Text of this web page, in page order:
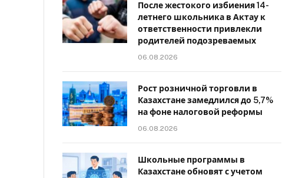
После жестокого избиения 14-
летнего школьника в Актау к
ответственности привлекли
родителей подозреваемых
06.08.2026
Рост розничной торговли в
Казахстане замедлился до 5,7%
на фоне налоговой реформы
06.08.2026
Школьные программы в
Казахстане обновят с учетом